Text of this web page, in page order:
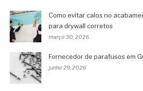
Como evitar calos no
para drywall corretos
março 30, 2026
Fornecedor de parafusos em
junho 29, 2026